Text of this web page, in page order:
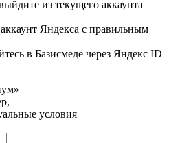
из текущего аккаунта
Яндекса с правильным
в Базисмеде через Яндекс ID
условия